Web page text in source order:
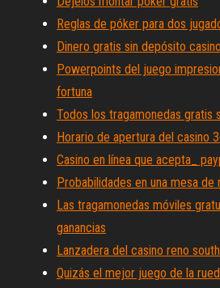
Reglas de póker para dos
Dinero gratis sin depósito
Powerpoints del juego
fortuna
Todos los tragamonedas gratis
Horario de apertura del casino
Casino en línea que acepta_
Probabilidades en una mesa de
Las tragamonedas móviles
ganancias
Lanzadera del casino reno
Quizás el mejor juego de la